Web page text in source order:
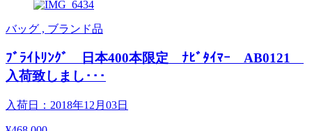
バッグ , ブランド品
ﾌﾞﾗｲﾄﾘﾝｸﾞ 日本400本限定 ﾅﾋﾞﾀｲﾏｰ AB0121
入荷致しまし･･･
入荷日：2018年12月03日